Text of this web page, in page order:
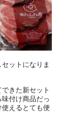
ットになりま
きた新セット
付け商品だっ
えるとても便